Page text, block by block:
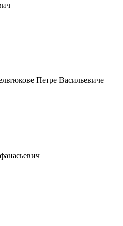
Петре Васильевиче